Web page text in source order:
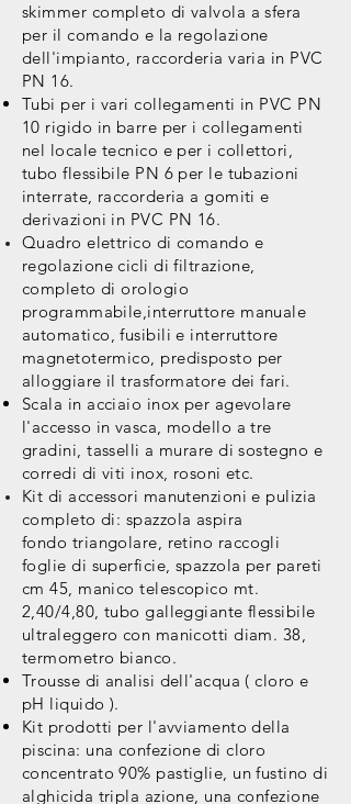
skimmer completo di valvola a sfera
per il comando e la regolazione
dell'impianto, raccorderia varia in PVC
PN 16.
Tubi per i vari collegamenti in PVC PN
10 rigido in barre per i collegamenti
nel locale tecnico e per i collettori,
tubo flessibile PN 6 per le tubazioni
interrate, raccorderia a gomiti e
derivazioni in PVC PN 16.
Quadro elettrico di comando e
regolazione cicli di filtrazione,
completo di orologio
programmabile,interruttore manuale
automatico, fusibili e interruttore
magnetotermico, predisposto per
alloggiare il trasformatore dei fari.
Scala in acciaio inox per agevolare
l'accesso in vasca, modello a tre
gradini, tasselli a murare di sostegno e
corredi di viti inox, rosoni etc.
Kit di accessori manutenzioni e pulizia
completo di: spazzola aspira
fondo triangolare, retino raccogli
foglie di superficie, spazzola per pareti
cm 45, manico telescopico mt.
2,40/4,80, tubo galleggiante flessibile
ultraleggero con manicotti diam. 38,
termometro bianco.
Trousse di analisi dell'acqua ( cloro e
pH liquido ).
Kit prodotti per l'avviamento della
piscina: una confezione di cloro
concentrato 90% pastiglie, un fustino di
alghicida tripla azione, una confezione